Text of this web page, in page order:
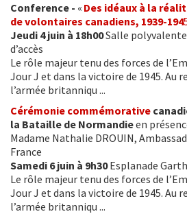
Conference - « Des idéaux à la
de volontaires canadiens, 1939-194
Jeudi 4 juin à 18h00Salle
d’accès
Le rôle majeur tenu des forces de
Jour J et dans la victoire de 1945. Au
l’armée britanniqu ...
Cérémonie commémorative
la Bataille de Normandieen
Madame Nathalie DROUIN,
France
Samedi 6 juin à 9h30Esplanade
Le rôle majeur tenu des forces de
Jour J et dans la victoire de 1945. Au
l’armée britanniqu ...